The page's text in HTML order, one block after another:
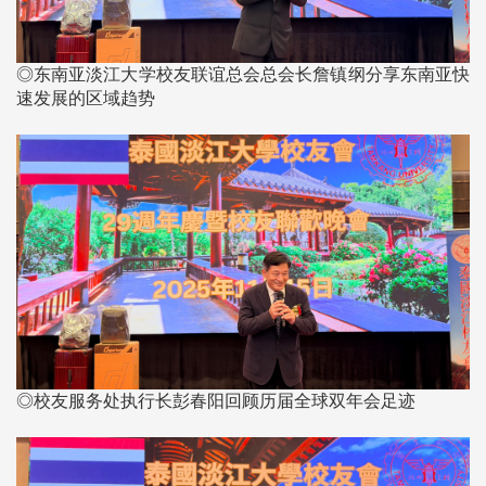
◎东南亚淡江大学校友联谊总会总会长詹镇纲分享东南亚快
速发展的区域趋势
◎校友服务处执行长彭春阳回顾历届全球双年会足迹